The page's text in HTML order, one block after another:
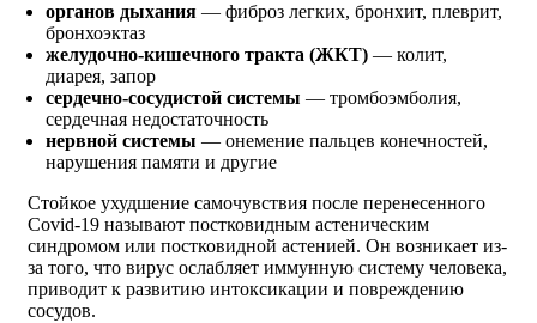
органов дыхания — фиброз легких, бронхит, плеврит,
бронхоэктаз
желудочно-кишечного тракта (ЖКТ) — колит,
диарея, запор
сердечно-сосудистой системы — тромбоэмболия,
сердечная недостаточность
нервной системы — онемение пальцев конечностей,
нарушения памяти и другие
Стойкое ухудшение самочувствия после перенесенного
Covid-19 называют постковидным астеническим
синдромом или постковидной астенией. Он возникает из-
за того, что вирус ослабляет иммунную систему человека,
приводит к развитию интоксикации и повреждению
сосудов.